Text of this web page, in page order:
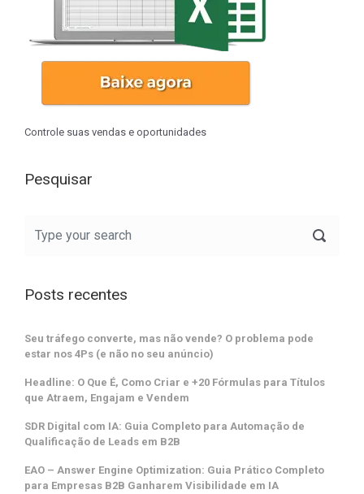
Controle suas vendas e oportunidades
Pesquisar
Posts recentes
Seu tráfego converte, mas não vende? O problema pode
estar nos 4Ps (e não no seu anúncio)
Headline: O Que É, Como Criar e +20 Fórmulas para Títulos
que Atraem, Engajam e Vendem
SDR Digital com IA: Guia Completo para Automação de
Qualificação de Leads em B2B
EAO – Answer Engine Optimization: Guia Prático Completo
para Empresas B2B Ganharem Visibilidade em IA